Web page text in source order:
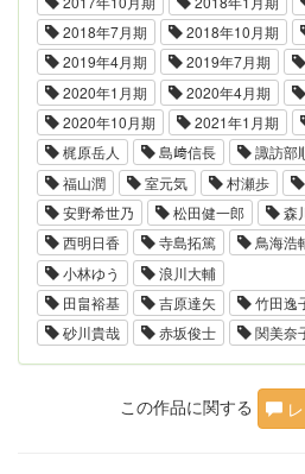
2018年7月期
2018年10月期
2019年4月期
2019年7月期
2020年1月期
2020年4月期
2020年10月期
2021年1月期
梶原岳人
島﨑信長 諏訪部
福山潤
室元気 村瀬歩
安野希世乃
松田健一郎 森
西明日香
寺島拓篤 鳥海浩
小林ゆう
浪川大輔
田畠裕基
吉原達矢 竹田逸
砂川貴哉
赤坂俊士 関美奈
この作品に関する